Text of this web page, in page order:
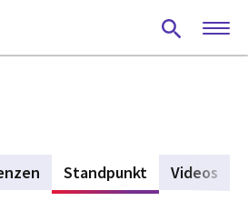
Standpunkt (active tab)
Videos